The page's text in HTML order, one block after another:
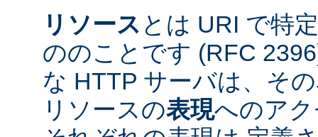
リソース とは URI で特
ののことです (RFC
な HTTP サーバは、そ
リソースの表現へのア